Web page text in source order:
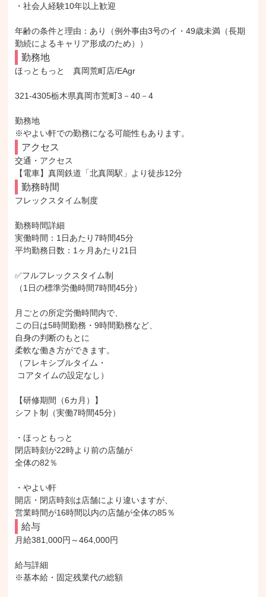
・社会人経験10年以上歓迎
年齢の条件と理由：あり（例外事由3号のイ・49歳未満（長期
勤続によるキャリア形成のため））
勤務地
ほっともっと　真岡荒町店/EAgr
321-4305栃木県真岡市荒町3－40－4
勤務地
※やよい軒での勤務になる可能性もあります。
アクセス
交通・アクセス
【電車】真岡鉄道「北真岡駅」より徒歩12分
勤務時間
フレックスタイム制度
勤務時間詳細
実働時間：1日あたり7時間45分
平均勤務日数：1ヶ月あたり21日
✅フルフレックスタイム制
（1日の標準労働時間7時間45分）
月ごとの所定労働時間内で、
この日は5時間勤務・9時間勤務など、
自身の判断のもとに
柔軟な働き方ができます。
（フレキシブルタイム・
【研修期間（6カ月）】
シフト制（実働7時間45分）
・ほっともっと
閉店時刻が22時より前の店舗が
全体の82％
・やよい軒
開店・閉店時刻は店舗により違いますが、
営業時間が16時間以内の店舗が全体の85％
給与
月給381,000円～464,000円
給与詳細
※基本給・固定残業代の総額